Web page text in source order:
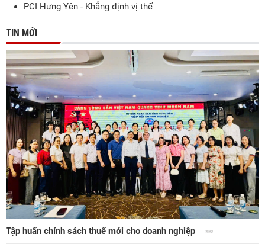
PCI Hưng Yên - Khẳng định vị thế
TIN MỚI
Tập huấn chính sách thuế mới cho doanh nghiệp